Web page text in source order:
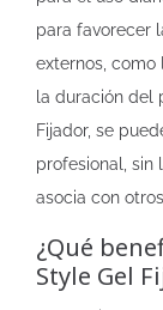
para favorecer
externos,
la duración del
Fijador, se
profesional, sin
asocia con
¿Qué
Style Gel